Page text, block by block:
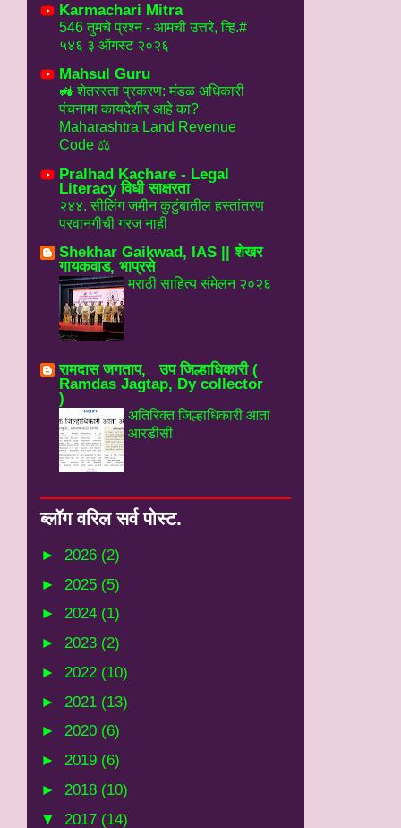
Karmachari Mitra
546 तुमचे प्रश्न - आमची उत्तरे, व्हि.#
५४६ ३ ऑगस्ट २०२६
Mahsul Guru
🚜 शेतरस्ता प्रकरण: मंडळ अधिकारी
पंचनामा कायदेशीर आहे का?
Maharashtra Land Revenue
Code ⚖️
Pralhad Kachare - Legal
Literacy विधी साक्षरता
२४४. सीलिंग जमीन कुटुंबातील हस्तांतरण
परवानगीची गरज नाही
Shekhar Gaikwad, IAS || शेखर
गायकवाड, भाप्रसे
मराठी साहित्य संमेलन २०२६
रामदास जगताप, उप जिल्हाधिकारी (
Ramdas Jagtap, Dy collector
)
अतिरिक्त जिल्हाधिकारी आता
आरडीसी
ब्‍लॉग वरिल सर्व पोस्‍ट.
► 2026 (2)
► 2025 (5)
► 2024 (1)
► 2023 (2)
► 2022 (10)
► 2021 (13)
► 2020 (6)
► 2019 (6)
► 2018 (10)
▼ 2017 (14)